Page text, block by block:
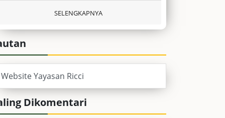
SELENGKAPNYA
Website Yayasan Ricci
Dikomentari